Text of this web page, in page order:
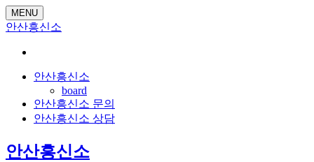
MENU
안산흥신소
안산흥신소
board
안산흥신소 문의
안산흥신소 상담
안산흥신소